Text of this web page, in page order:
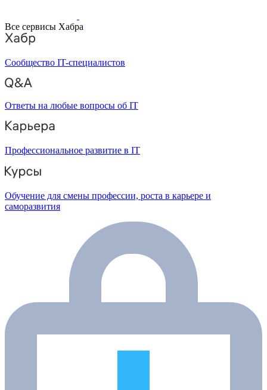
Все сервисы Хабра
Сообщество IT-специалистов
Ответы на любые вопросы об IT
Профессиональное развитие в IT
Обучение для смены профессии, роста в карьере и
саморазвития